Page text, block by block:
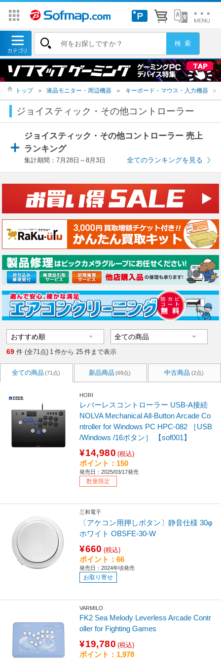
トップ ＞ 液晶モニター・周辺機器 ＞ キーボード・マウス・入力機器 ＞
ジョイスティック・その他コントローラー
ジョイスティック・その他コントローラー 売上
ランキング
集計期間：7月28日～8月3日 全てのランキングを見る
69 件 (全71点) 1 件から 25 件まで表示
全ての商品 (71点) 新品商品 (69点) 中古商品 (2点)
HORI
レバーレスコントローラー USB-A接続
NOLVA Mechanical All-Button Arcade Co
ntroller for Windows PC HPC-082 ［USB
/Windows /16ボタン］ 【sof001】
¥14,980 (税込)
ポイント：150
発売日：2025/03/17発売
数量限定
三和電子
〔アケコン用押しボタン〕静音仕様 30φ
ホワイト OBSFE-30-W
¥660 (税込)
ポイント：66
発売日：2024年頃発売
お取り寄せ
VARMILO
FK2 Sea Melody Leverless Arcade Contr
oller for Fighting Games
¥19,780 (税込)
ポイント：1,978